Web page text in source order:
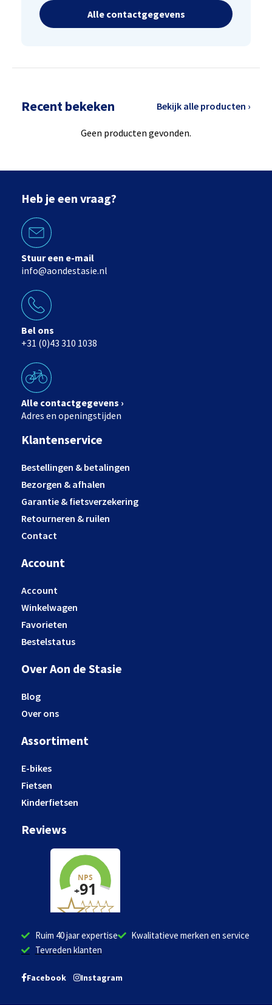
Alle contactgegevens
Recent bekeken Bekijk alle producten ›
Geen producten gevonden.
Heb je een vraag?
Stuur een e-mail
info@aondestasie.nl
Bel ons
+31 (0)43 310 1038
Alle contactgegevens ›
Adres en openingstijden
Klantenservice
Bestellingen & betalingen
Bezorgen & afhalen
Garantie & fietsverzekering
Retourneren & ruilen
Contact
Account
Account
Winkelwagen
Favorieten
Bestelstatus
Over Aon de Stasie
Blog
Over ons
Assortiment
E-bikes
Fietsen
Kinderfietsen
Reviews
Ruim 40 jaar expertise
Kwalitatieve merken en service
Tevreden klanten
Facebook Instagram